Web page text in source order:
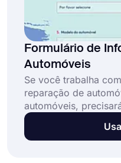
Formulário de
Automóveis
Se você trabalha
reparação de
automóveis,
fornecer informações
os automóveis. Um